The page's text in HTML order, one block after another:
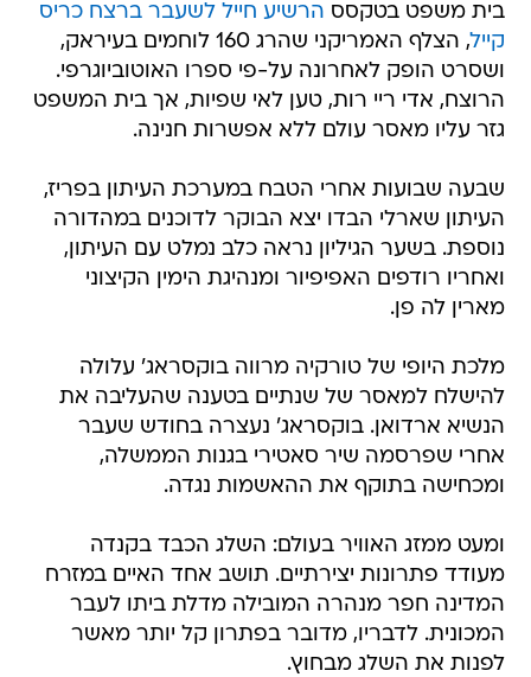
בית משפט בטקסס הרשיע חייל לשעבר ברצח כריס
קייל
, הצלף האמריקני שהרג 160 לוחמים בעיראק,
ושסרט הופק לאחרונה על-פי ספרו האוטוביוגרפי.
הרוצח, אדי ריי רות, טען לאי שפיות, אך בית המשפט
גזר עליו מאסר עולם ללא אפשרות חנינה.
שבעה שבועות אחרי הטבח במערכת העיתון בפריז,
העיתון שארלי הבדו יצא הבוקר לדוכנים במהדורה
נוספת. בשער הגיליון נראה כלב נמלט עם העיתון,
ואחריו רודפים האפיפיור ומנהיגת הימין הקיצוני
מארין לה פן.
מלכת היופי של טורקיה מרווה בוקסראג' עלולה
להישלח למאסר של שנתיים בטענה שהעליבה את
הנשיא ארדואן. בוקסראג' נעצרה בחודש שעבר
אחרי שפרסמה שיר סאטירי בגנות הממשלה,
ומכחישה בתוקף את ההאשמות נגדה.
ומעט ממזג האוויר בעולם: השלג הכבד בקנדה
מעודד פתרונות יצירתיים. תושב אחד האיים במזרח
המדינה חפר מנהרה המובילה מדלת ביתו לעבר
המכונית. לדבריו, מדובר בפתרון קל יותר מאשר
לפנות את השלג מבחוץ.